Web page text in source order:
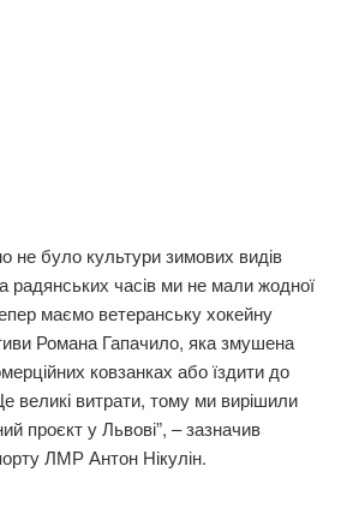
не було культури зимових видів
радянських часів ми не мали жодної
маємо ветеранську хокейну
Романа Гапачило, яка змушена
ковзанках або їздити до
великі витрати, тому ми вирішили
проєкт у Львові”, – зазначив
ЛМР Антон Нікулін.